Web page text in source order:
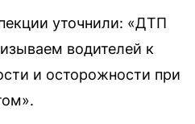
уточнили: «ДТП
водителей к
и осторожности при